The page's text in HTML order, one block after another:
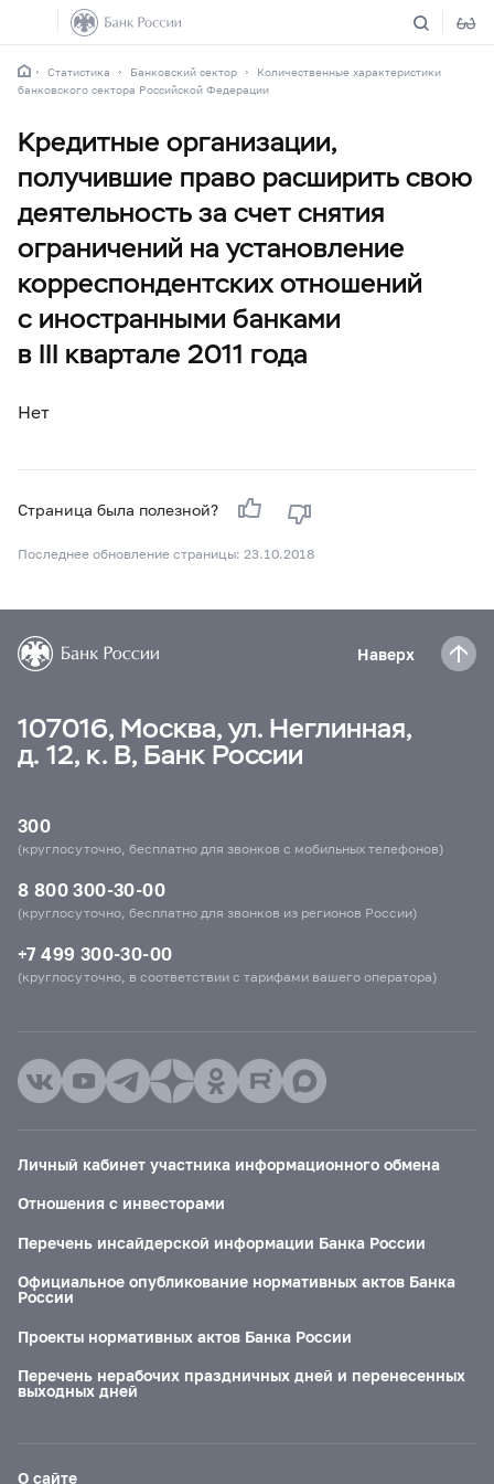
Статистика Банковский сектор
Количественные характеристики
банковского сектора Российской Федерации
Кредитные организации,
получившие право расширить свою
деятельность за счет снятия
ограничений на установление
корреспондентских отношений
с иностранными банками
в III квартале 2011 года
Нет
Страница была полезной?
Последнее обновление страницы: 23.10.2018
Наверх
107016, Москва, ул. Неглинная,
д. 12, к. В, Банк России
300
(круглосуточно, бесплатно для звонков с мобильных телефонов)
8 800 300-30-00
(круглосуточно, бесплатно для звонков из регионов России)
+7 499 300-30-00
(круглосуточно, в соответствии с тарифами вашего оператора)
Личный кабинет участника информационного обмена
Отношения с инвесторами
Перечень инсайдерской информации Банка России
Официальное опубликование нормативных актов Банка
России
Проекты нормативных актов Банка России
Перечень нерабочих праздничных дней и перенесенных
выходных дней
О сайте